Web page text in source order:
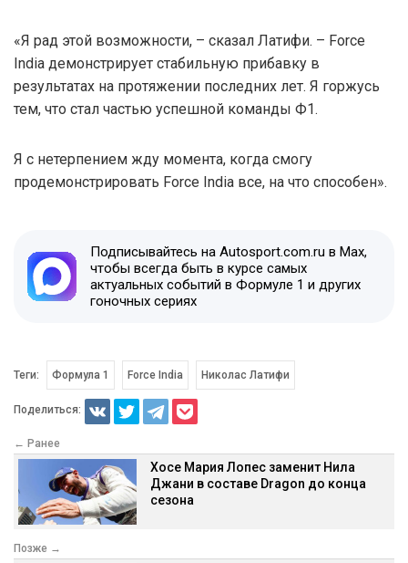
«Я рад этой возможности, – сказал Латифи. – Force
India демонстрирует стабильную прибавку в
результатах на протяжении последних лет. Я горжусь
тем, что стал частью успешной команды Ф1.
Я с нетерпением жду момента, когда смогу
продемонстрировать Force India все, на что способен».
Подписывайтесь на Autosport.com.ru в Max,
чтобы всегда быть в курсе самых
актуальных событий в Формуле 1 и других
гоночных сериях
Теги: Формула 1 Force India Николас Латифи
Поделиться:
← Ранее
Хосе Мария Лопес заменит Нила
Джани в составе Dragon до конца
сезона
Позже →